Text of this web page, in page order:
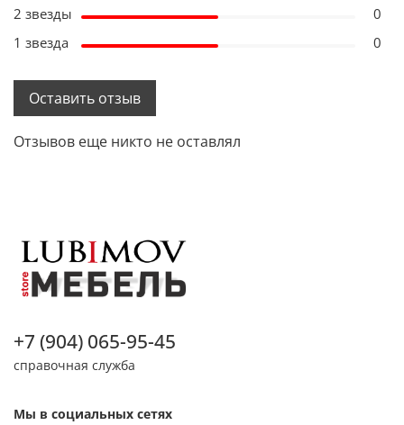
Отзывов еще никто не оставлял
2 звезды
0
1 звезда
0
Оставить отзыв
+7 (904) 065-95-45
справочная служба
Мы в социальных сетях